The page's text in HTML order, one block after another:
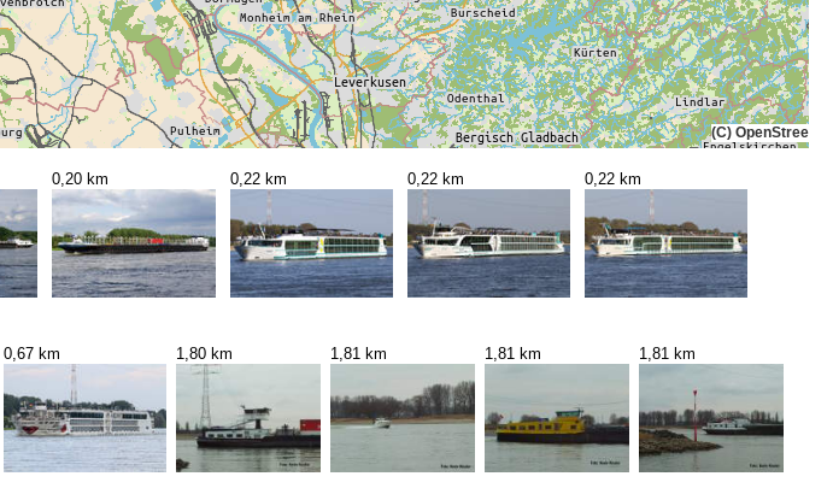
(C)
0,20 km 0,22 km 0,22 km 0,22 km
0,67 km 1,80 km 1,81 km 1,81 km 1,81 km